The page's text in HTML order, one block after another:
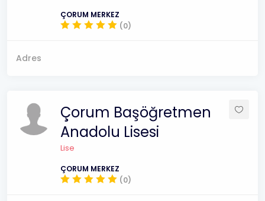
ÇORUM MERKEZ
(0)
Adres
Çorum Başöğretmen
Anadolu Lisesi
Lise
ÇORUM MERKEZ
(0)